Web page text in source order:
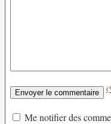
Me notifier des